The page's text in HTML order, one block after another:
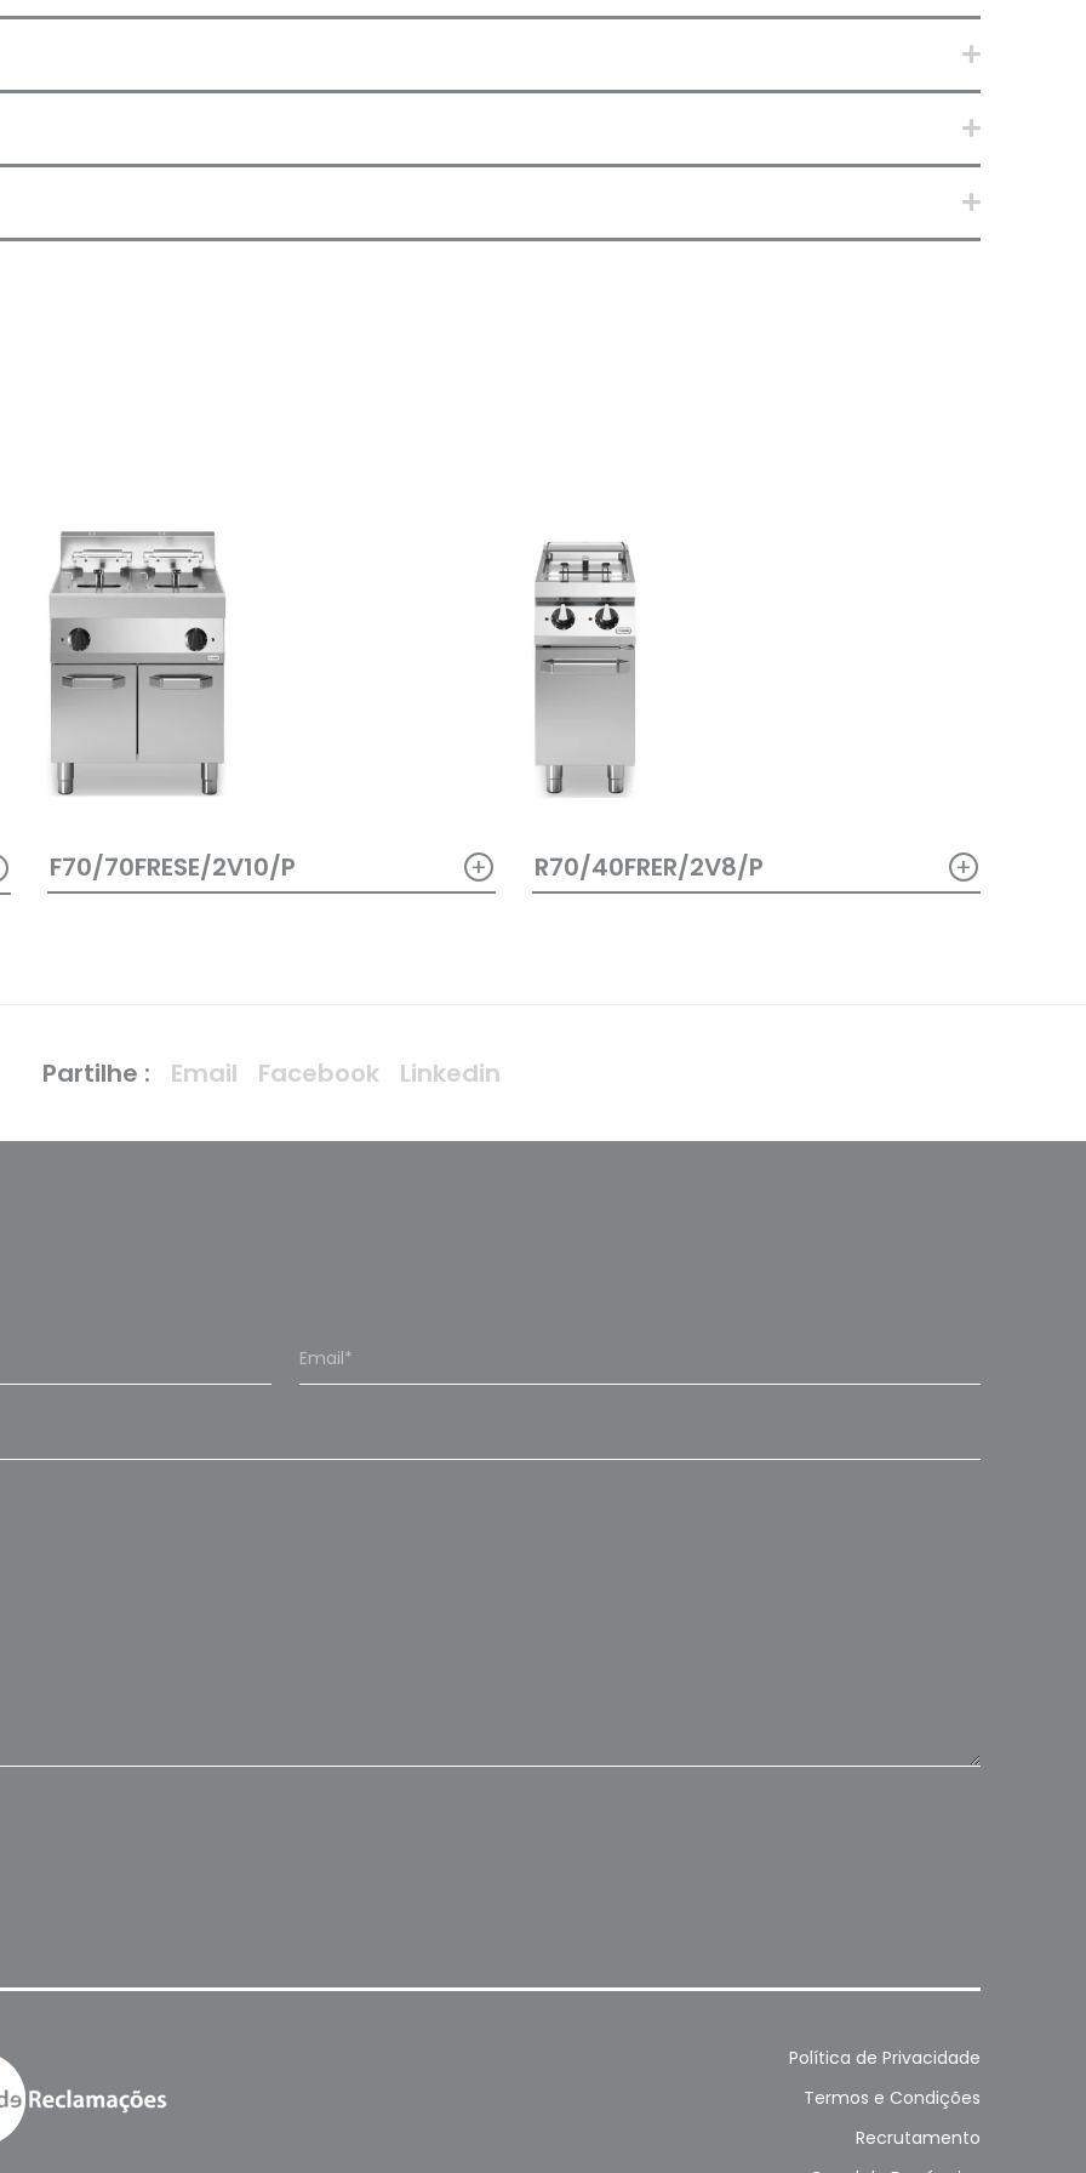
F70/70FRESE/2V10/P + R70/40FRER/2V8/P +
Partilhe : Email Facebook Linkedin
Política de Privacidade
Termos e Condições
Recrutamento